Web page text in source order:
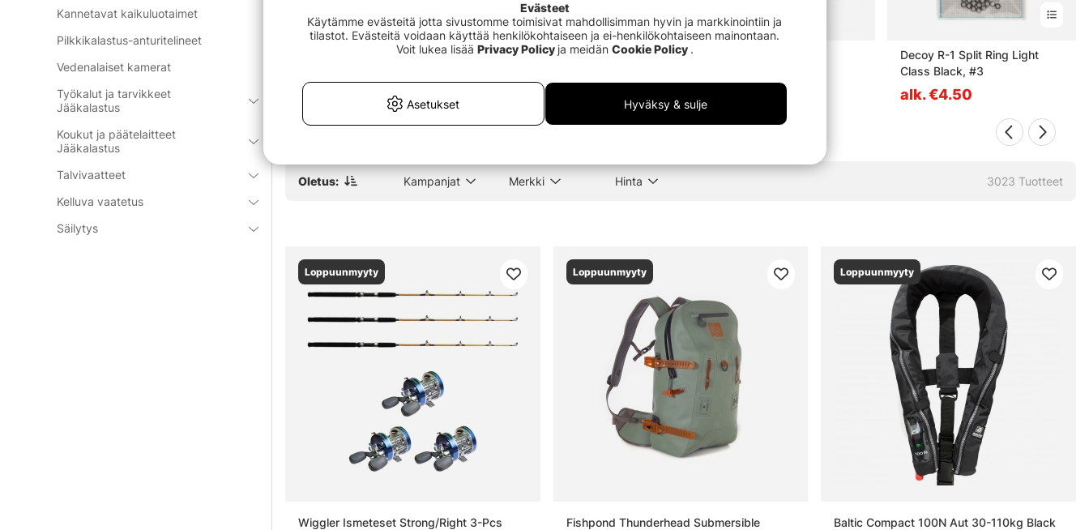
Kannetavat kaikuluotaimet
Pilkkikalastus-anturitelineet
Vedenalaiset kamerat
Työkalut ja tarvikkeet
Jääkalastus
Koukut ja päätelaitteet
Jääkalastus
Talvivaatteet
Kelluva vaatetus
Säilytys
Class Black, #3
alk. €4.50
Westin W4 Street Bag Pro 3
€74.90
Söder Tackle Measure Tape
Decoy R-1 Split Ring Light
Class Black, #3
alk. €4.50
Oletus: Kampanjat Merkki Hinta 3023 Tuotteet
Loppuunmyyty
Wiggler Ismeteset Strong/Right 3-Pcs
Loppuunmyyty
Fishpond Thunderhead Submersible
Loppuunmyyty
Baltic Compact 100N Aut 30-110kg Black
Evästeet
Käytämme evästeitä jotta sivustomme toimisivat mahdollisimman hyvin ja markkinointiin ja
tilastot. Evästeitä voidaan käyttää henkilökohtaiseen ja ei-henkilökohtaiseen mainontaan.
Voit lukea lisää Privacy Policy ja meidän Cookie Policy .
Asetukset Hyväksy & sulje